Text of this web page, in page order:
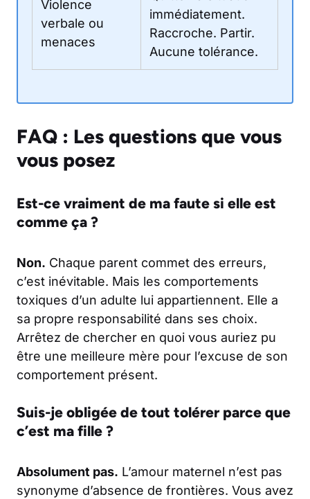
Violence
verbale ou
menaces
immédiatement.
Raccroche. Partir.
Aucune tolérance.
FAQ : Les questions que vous
vous posez
Est-ce vraiment de ma faute si elle est
comme ça ?
Non. Chaque parent commet des erreurs,
c’est inévitable. Mais les comportements
toxiques d’un adulte lui appartiennent. Elle a
sa propre responsabilité dans ses choix.
Arrêtez de chercher en quoi vous auriez pu
être une meilleure mère pour l’excuse de son
comportement présent.
Suis-je obligée de tout tolérer parce que
c’est ma fille ?
Absolument pas. L’amour maternel n’est pas
synonyme d’absence de frontières. Vous avez